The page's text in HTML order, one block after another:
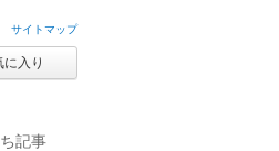
サイトマップ
に入り
記事